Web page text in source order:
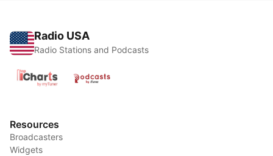
Radio USA
Radio Stations and Podcasts
Resources
Broadcasters
Widgets